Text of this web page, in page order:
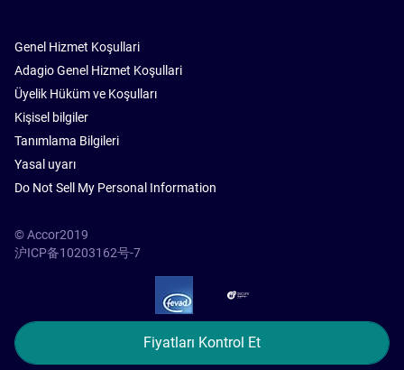
Fiyatları Kontrol Et
Genel Hizmet Koşullari
Adagio Genel Hizmet Koşullari
Üyelik Hüküm ve Koşulları
Kişisel bilgiler
Tanımlama Bilgileri
Yasal uyarı
Do Not Sell My Personal Information
© Accor2019
沪ICP备10203162号-7